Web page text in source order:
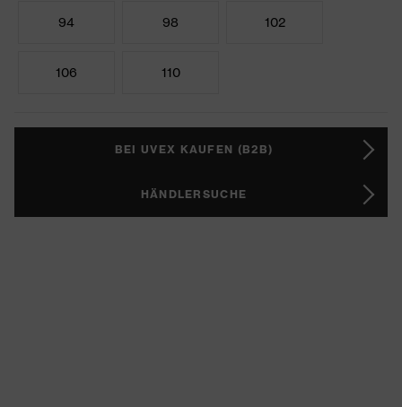
94 98 102
106 110
BEI UVEX KAUFEN (B2B)
HÄNDLERSUCHE